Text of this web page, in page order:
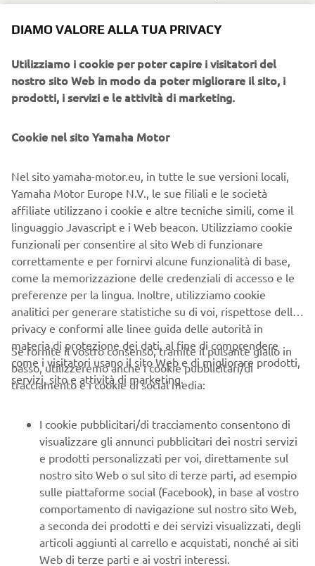
entrambi, con una
serie di vantaggi che rendono la formulaAzzera Pensieri
vantaggiosa.
Includendo i pacchetti di manutenzione ordinaria nella rata
d’acquisto grazie al finanziamentoYOU Yamaha Motor
liquidi inclusi nella manutenzione del pacchetto
ordinario.
Prezzi bloccati: godrai della protezione da eventuali
aumenti fisiologici di ricambi e liquidi ai quali il
mercato è soggetto
Estensione di garanzia : la formula da diritto
all’estensione di garanzia a 7 anni
Manutenzione presso la rete ufficiale Yamaha in
tutta Italia: con la rata Azzera Pensieri, potrai fare
un tagliando di manutenzione presso una qualsiasi
concessionaria della rete Ufficiale Yamaha
Servizio traino incluso: in caso di necessità, il
servizio traino è incluso nei pacchetti di
costo dell’assicurazione
Maggior valore al tuo usato: il pacchetto di
manutenzione è cedibile al momento della vendita e
contribuisce a conferire maggior valore al tuo usato
Applicabile a tutta la gamma
: qualsiasi sia il
modello che desideri acquistare, la formula Azzera
Pensieri è applicabile a moto e scooter della line-up
Yamaha
DIAMO VALORE ALLA TUA PRIVACY
Utilizziamo i cookie per poter capire i visitatori del
nostro sito Web in modo da poter migliorare il sito, i
prodotti, i servizi e le attività di marketing.
Cookie nel sito Yamaha Motor
Nel sito yamaha-motor.eu, in tutte le sue versioni locali,
Yamaha Motor Europe N.V., le sue filiali e le società
affiliate utilizzano i cookie e altre tecniche simili, come il
linguaggio Javascript e i Web beacon. Utilizziamo cookie
funzionali per consentire al sito Web di funzionare
correttamente e per fornirvi alcune funzionalità di base,
come la memorizzazione delle credenziali di accesso e le
preferenze per la lingua. Inoltre, utilizziamo cookie
analitici per generare statistiche su di voi, rispettose della
privacy e conformi alle linee guida delle autorità in
materia di protezione dei dati, al fine di comprendere
come i visitatori usano il sito Web e di migliorare prodotti,
servizi, sito e attività di marketing.
Se fornite il vostro consenso, tramite il pulsante giallo in
basso, utilizzeremo anche i cookie pubblicitari/di
tracciamento e i cookie di social media:
I cookie pubblicitari/di tracciamento consentono di
visualizzare gli annunci pubblicitari dei nostri servizi
e prodotti personalizzati per voi, direttamente sul
nostro sito Web o sul sito di terze parti, ad esempio
sulle piattaforme social (Facebook), in base al vostro
comportamento di navigazione sul nostro sito Web,
a seconda dei prodotti e dei servizi visualizzati, degli
articoli aggiunti al carrello e acquistati, nonché ai siti
Web di terze parti e ai vostri interessi.